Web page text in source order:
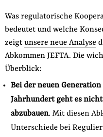
Was regulatorische
bedeutet und welche
zeigt unsere neue Analyse
Abkommen JEFTA. Die
Überblick:
Bei der neuen
Jahrhundert geht es
abzubauen. Mit diesen
Unterschiede bei